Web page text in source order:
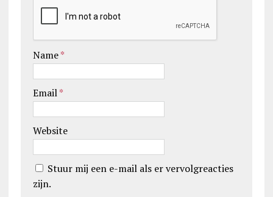
Name*
Email*
Website
Stuur mij een e-mail als er vervolgreacties
zijn.